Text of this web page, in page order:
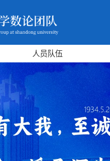
人员队伍